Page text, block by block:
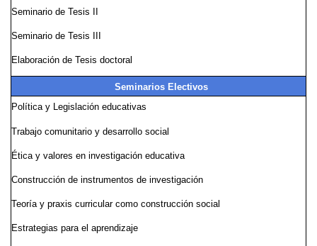
Seminario de Tesis II
Seminario de Tesis III
Elaboración de Tesis doctoral
Seminarios Electivos
Política y Legislación educativas
Trabajo comunitario y desarrollo social
Ética y valores en investigación educativa
Construcción de instrumentos de investigación
Teoría y praxis curricular como construcción social
Estrategias para el aprendizaje